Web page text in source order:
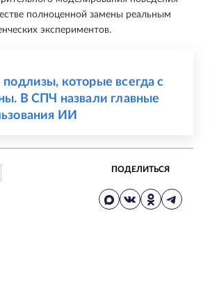
полноценной замены реальным
экспериментов.
которые всегда с
В СПЧ назвали главные
ИИ
ПОДЕЛИТЬСЯ